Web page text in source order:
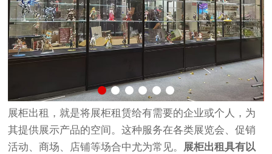
展柜出租，就是将展柜租赁给有需要的企业或个人，为
其提供展示产品的空间。这种服务在各类展览会、促销
活动、商场、店铺等场合中尤为常见。 展柜出租具有以